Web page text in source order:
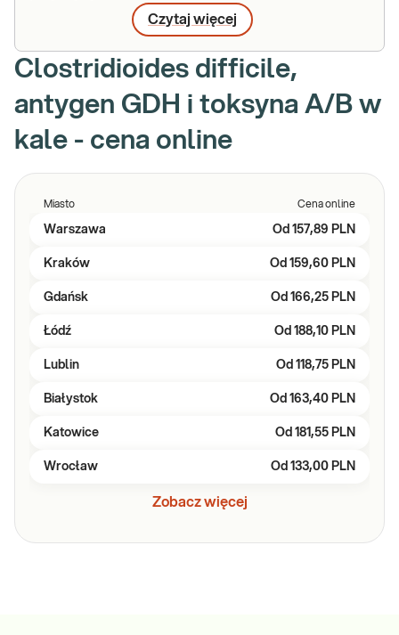
Czytaj więcej
Clostridioides difficile,
antygen GDH i toksyna A/B w
kale - cena online
Miasto Cena online
Warszawa Od 157,89 PLN
Kraków Od 159,60 PLN
Gdańsk Od 166,25 PLN
Łódź Od 188,10 PLN
Lublin Od 118,75 PLN
Białystok Od 163,40 PLN
Katowice Od 181,55 PLN
Wrocław Od 133,00 PLN
Zobacz więcej